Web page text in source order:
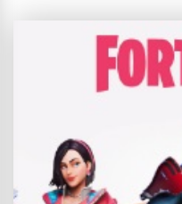
geliştirilen ve Battle Royale
adeta tanıtan bu oyun,
platformu için ilk çıkışını